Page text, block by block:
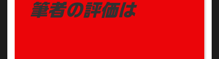
筆者の評価は